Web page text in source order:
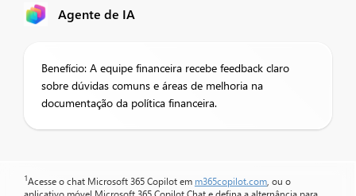
Agente de IA
Benefício: A equipe financeira recebe feedback claro
sobre dúvidas comuns e áreas de melhoria na
documentação da política financeira.
1Acesse o chat Microsoft 365 Copilot em m365copilot.com , ou o